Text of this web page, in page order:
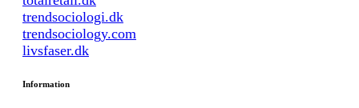
trendsociologi.dk
trendsociology.com
livsfaser.dk
Information